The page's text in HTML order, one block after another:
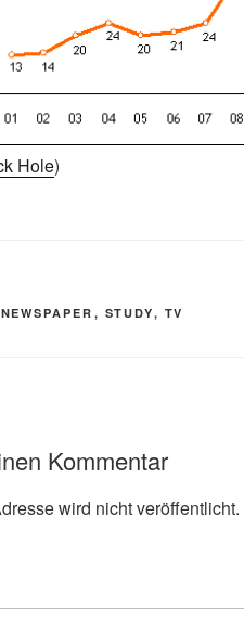
Hole)
NEWSPAPER , STUDY, TV
Kommentar
wird nicht veröffentlicht.